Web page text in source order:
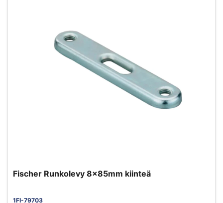
Fischer Runkolevy 8x85mm kiinteä
1FI-79703